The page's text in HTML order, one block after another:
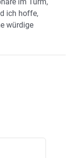
ich hoffe,
würdige